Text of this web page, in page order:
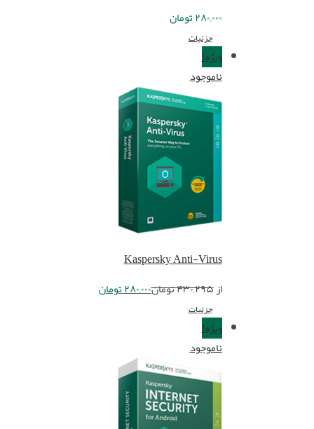
۲۸۰,۰۰۰تومان
جزئیات
ویژه!
ناموجود
Kaspersky Anti-Virus
از۴۳۰,۲۹۵تومان۲۸۰,۰۰۰تومان
جزئیات
ویژه!
ناموجود